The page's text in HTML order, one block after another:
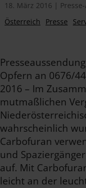
18. März 2016 |
Österreich
Presse
Opfern an 0676/
2016 – Im
mutmaßlichen
wahrscheinlich
Carbofuran
und
auf. Mit
leicht an der